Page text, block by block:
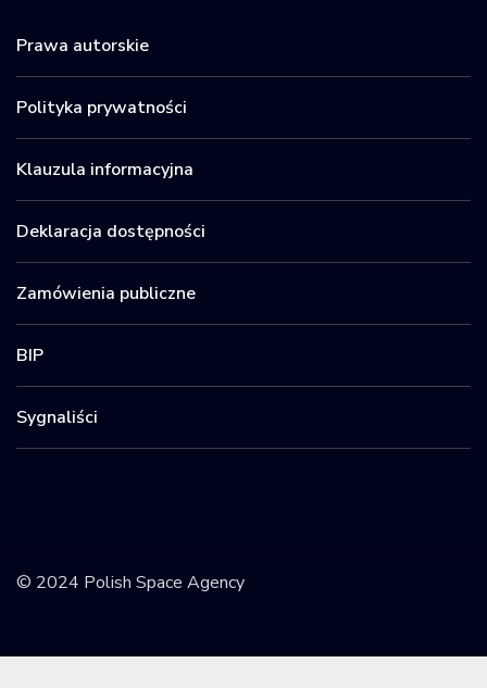
Prawa autorskie
Polityka prywatności
Klauzula informacyjna
Deklaracja dostępności
Zamówienia publiczne
BIP
Sygnaliści
© 2024 Polish Space Agency